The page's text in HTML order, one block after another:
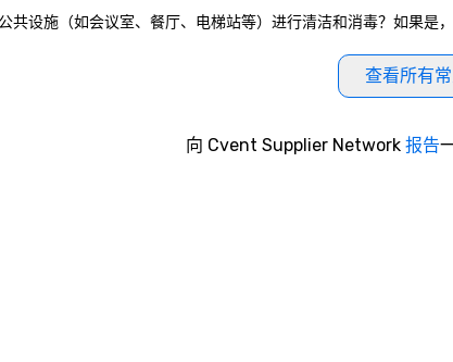
设施（如会议室、餐厅、电梯站等）进行清洁和消毒？如果是
查看所有
向 Cvent Supplier Network 报告